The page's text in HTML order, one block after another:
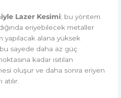
Lazer Kesimi; bu yöntem
eriyebilecek metaller
yapılacak alana yüksek
bu sayede daha az güç
kadar ısıtılan
oluşur ve daha sonra eriyen